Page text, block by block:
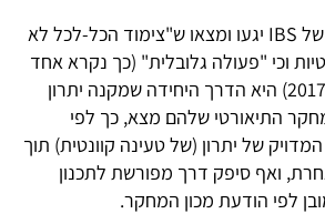
המדענים הקוריאנים של IBS יגעו ומצאו ש"צימוד הכל-לכל לא
וכי "פעולה גלובלית" (כך נקרא אחד
העקרונות שהוצעו ב-2017) היא הדרך היחידה שמקנה יתרון
התיאורטי שלהם מצא, כך לפי
של יתרון (של טעינה קוונטית) תוך
ואף סיפק דרך מפורשת לתכנון
לפי הודעת מכון המחקר.